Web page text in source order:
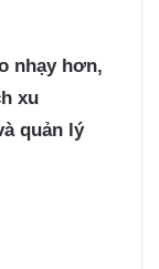
nhạy hơn,
xu
quản lý